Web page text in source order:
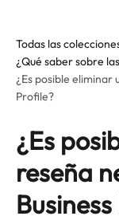
Todas las
¿Qué saber sobre
¿Es posible eliminar
Profile?
¿Es
reseña